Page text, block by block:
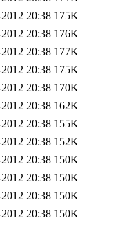
20:38 175K
20:38 176K
20:38 177K
20:38 175K
20:38 170K
20:38 162K
20:38 155K
20:38 152K
20:38 150K
20:38 150K
20:38 150K
20:38 150K